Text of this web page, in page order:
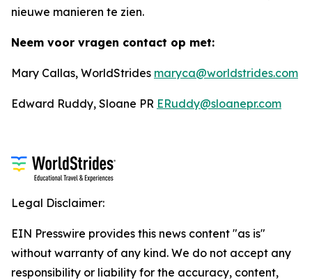
nieuwe manieren te zien.
Neem voor vragen contact op met:
Mary Callas, WorldStrides maryca@worldstrides.com
Edward Ruddy, Sloane PR ERuddy@sloanepr.com
Legal Disclaimer:
EIN Presswire provides this news content "as is"
without warranty of any kind. We do not accept any
responsibility or liability for the accuracy, content,